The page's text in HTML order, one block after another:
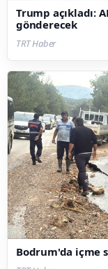
Trump açıkladı:
gönderecek
TRT Haber
Bodrum'da içme